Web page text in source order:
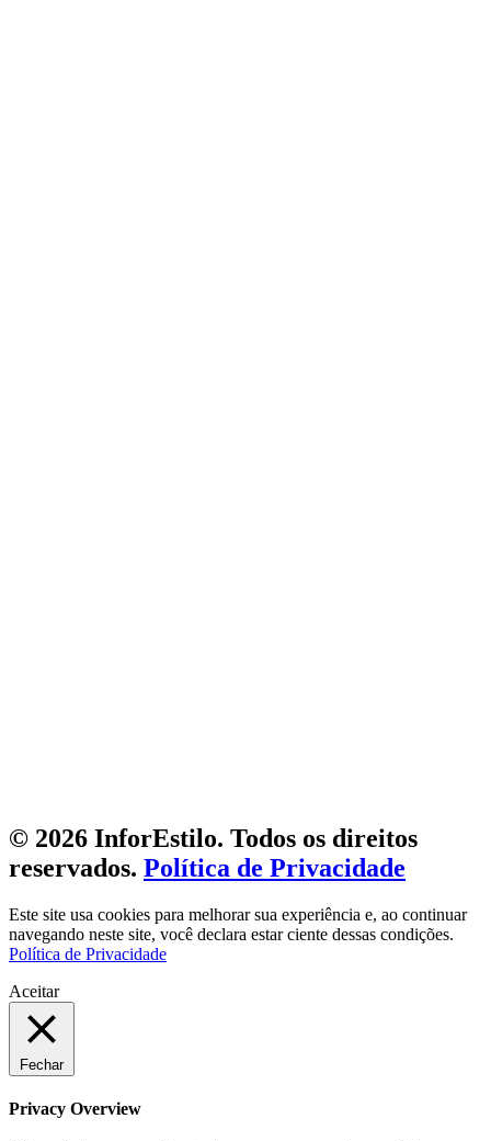
© 2026 InforEstilo. Todos os direitos
reservados. Política de Privacidade
Este site usa cookies para melhorar sua experiência e, ao continuar
navegando neste site, você declara estar ciente dessas condições.
Política de Privacidade
Aceitar
Fechar
Privacy Overview